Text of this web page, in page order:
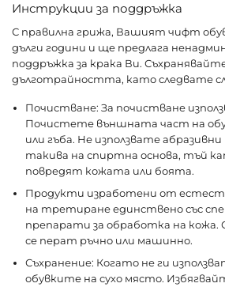
Инструкции за поддръжка
С правилна грижа, Вашият чифт
дълги години и ще предлага
поддръжка за крака Ви.
дълготрайността, като следвате
Почистване: За почистване
Почистете външната част на
или гъба. Не използвате
такива на спиртна основа, тъй
повредят кожата или боята.
Продукти изработени от
на третиране единствено със
препарати за обработка на кожа.
се перат ръчно или машинно.
Съхранение: Когато не ги
обувките на сухо място.